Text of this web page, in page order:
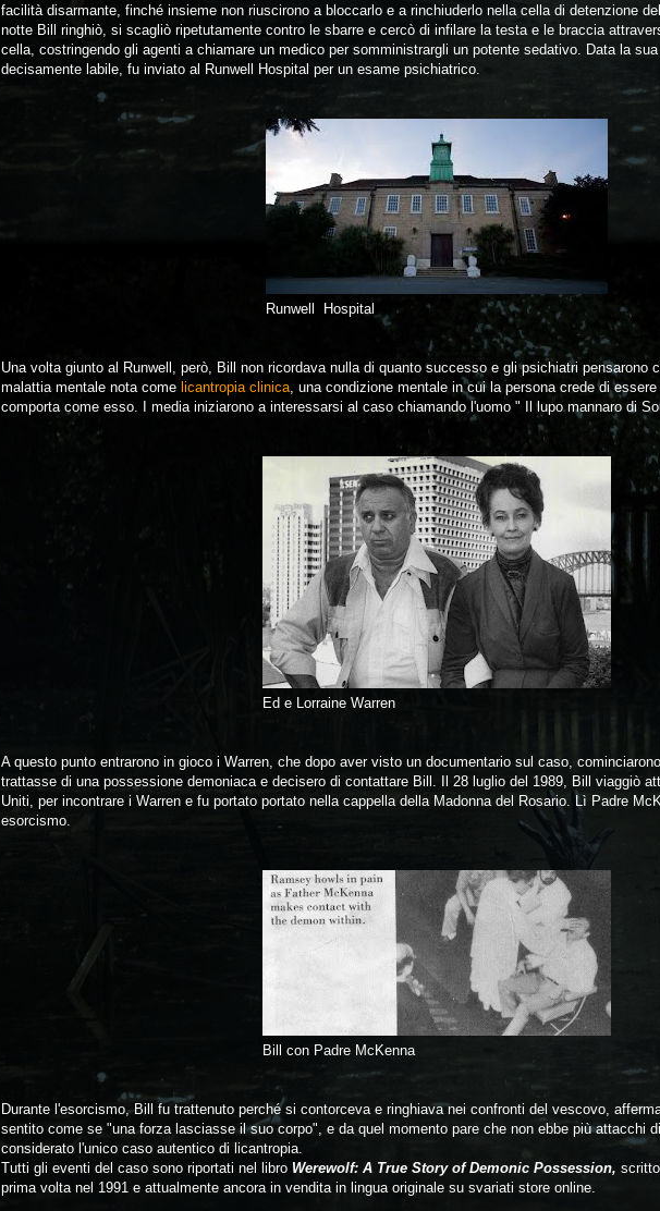
facilità disarmante, finché insieme non riuscirono a bloccarlo e a rinchiuderlo nella cella di detenzione
notte Bill ringhiò, si scagliò ripetutamente contro le sbarre e cercò di infilare la testa e le braccia
cella, costringendo gli agenti a chiamare un medico per somministrargli un potente sedativo. Data la
decisamente labile, fu inviato al Runwell Hospital per un esame psichiatrico.
Runwell Hospital
Una volta giunto al Runwell, però, Bill non ricordava nulla di quanto successo e gli psichiatri pensarono
malattia mentale nota come licantropia clinica, una condizione mentale in cui la persona crede di
comporta come esso. I media iniziarono a interessarsi al caso chiamando l'uomo " Il lupo mannaro di
Ed e Lorraine Warren
A questo punto entrarono in gioco i Warren, che dopo aver visto un documentario sul caso,
trattasse di una possessione demoniaca e decisero di contattare Bill. Il 28 luglio del 1989, Bill viaggiò
Uniti, per incontrare i Warren e fu portato portato nella cappella della Madonna del Rosario. Lì Padre
esorcismo.
Bill con Padre McKenna
Durante l'esorcismo, Bill fu trattenuto perché si contorceva e ringhiava nei confronti del vescovo,
sentito come se "una forza lasciasse il suo corpo", e da quel momento pare che non ebbe più attacchi
considerato l'unico caso autentico di licantropia.
Tutti gli eventi del caso sono riportati nel libro Werewolf: A True Story of Demonic Possession,
prima volta nel 1991 e attualmente ancora in vendita in lingua originale su svariati store online.